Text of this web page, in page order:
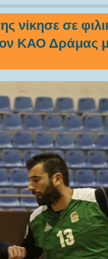
νίκησε σε
ΚΑΟ Δράμας